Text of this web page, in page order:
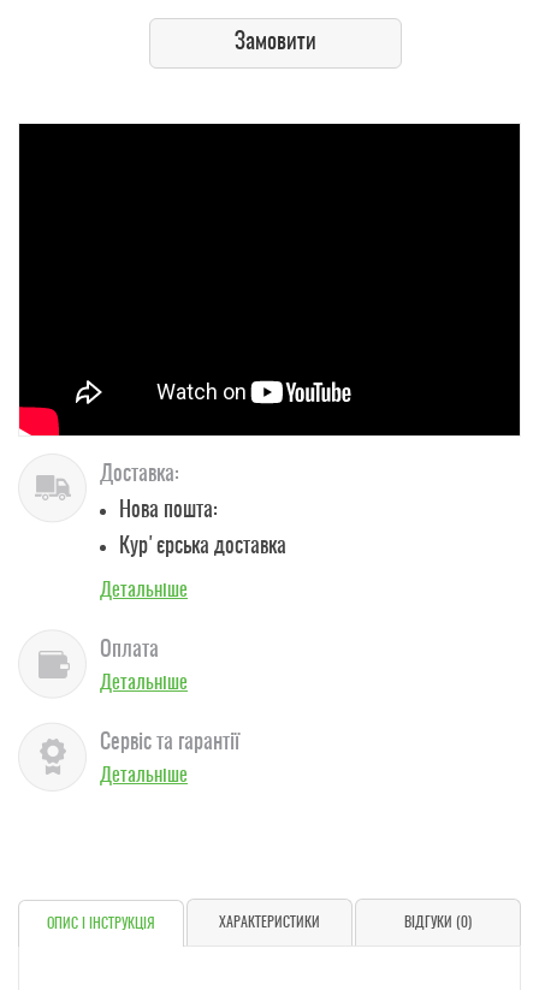
Замовити
Доставка:
Нова пошта:
Кур'єрська доставка
Детальніше
Оплата
Детальніше
Сервіс та гарантії
Детальніше
ОПИС І ІНСТРУКЦІЯ ХАРАКТЕРИСТИКИ ВІДГУКИ (0)